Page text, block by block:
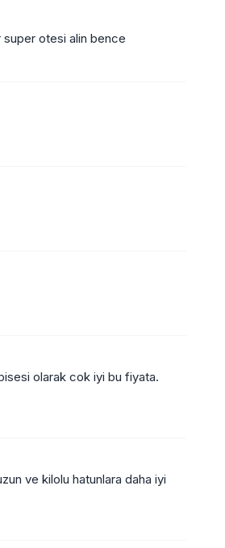
super otesi alin bence
olarak cok iyi bu fiyata.
ve kilolu hatunlara daha iyi